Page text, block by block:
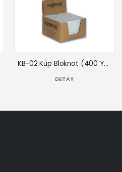
KB-02 Küp Bloknot (400 Yaprak)
DETAY